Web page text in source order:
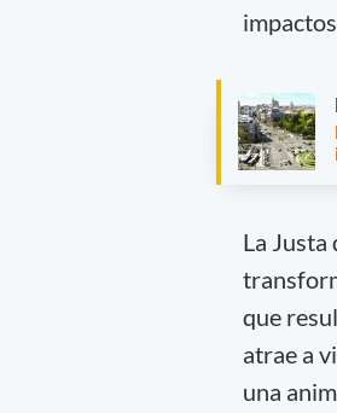
La Justa
que
atrae a
una